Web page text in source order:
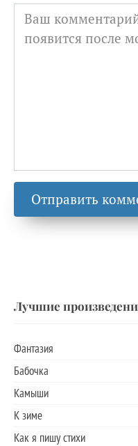
Лучшие
Фантазия
Бабочка
Камыши
К зиме
Как я пишу стихи